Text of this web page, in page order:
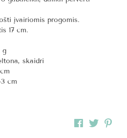
įvairiomis progomis.
17 cm.
g
skaidri
cm